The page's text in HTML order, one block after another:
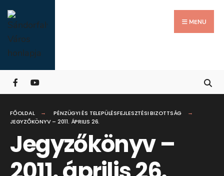
Skip
to
content
MENU
FŐOLDAL
PÉNZÜGYI ÉS TELEPÜLÉSFEJLESZTÉSI BIZOTTSÁG
JEGYZŐKÖNYV – 2011. ÁPRILIS 26.
Jegyzőkönyv –
for:
Close